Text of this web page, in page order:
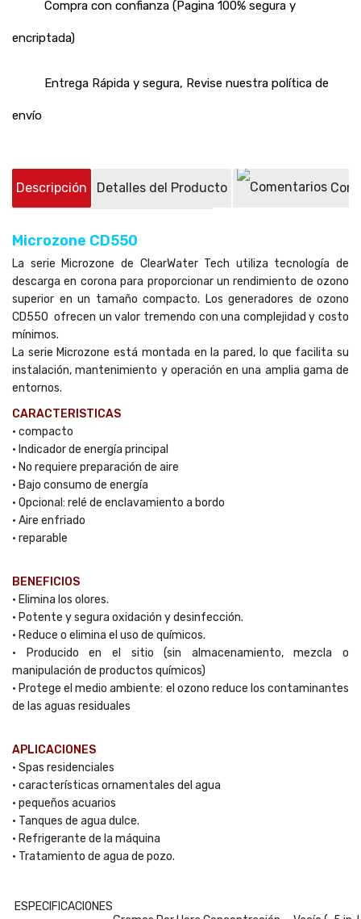
Compra con confianza (Pagina 100% segura y
encriptada)
Entrega Rápida y segura, Revise nuestra política de
envío
Descripción Detalles del Producto
Microzone CD550
La serie Microzone de ClearWater Tech utiliza tecnología de
descarga en corona para proporcionar un rendimiento de ozono
superior en un tamaño compacto. Los generadores de ozono
CD550 ofrecen un valor tremendo con una complejidad y costo
mínimos.
La serie Microzone está montada en la pared, lo que facilita su
instalación, mantenimiento y operación en una amplia gama de
entornos.
CARACTERISTICAS
• compacto
• Indicador de energía principal
• No requiere preparación de aire
• Bajo consumo de energía
• Opcional: relé de enclavamiento a bordo
• Aire enfriado
• reparable
BENEFICIOS
• Elimina los olores.
• Potente y segura oxidación y desinfección.
• Reduce o elimina el uso de químicos.
• Producido en el sitio (sin almacenamiento, mezcla o
manipulación de productos químicos)
• Protege el medio ambiente: el ozono reduce los contaminantes
de las aguas residuales
APLICACIONES
• Spas residenciales
• características ornamentales del agua
• pequeños acuarios
• Tanques de agua dulce.
• Refrigerante de la máquina
• Tratamiento de agua de pozo.
ESPECIFICACIONES